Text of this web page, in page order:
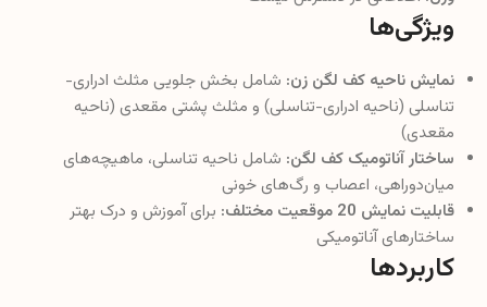
ویژگی‌ها
نمایش ناحیه کف لگن زن: شامل بخش جلویی مثلث ادراری-
تناسلی (ناحیه ادراری-تناسلی) و مثلث پشتی مقعدی (ناحیه
مقعدی)
ساختار آناتومیک کف لگن: شامل ناحیه تناسلی، ماهیچه‌های
میان‌دوراهی، اعصاب و رگ‌های خونی
قابلیت نمایش 20 موقعیت مختلف:
برای آموزش و درک بهتر
ساختارهای آناتومیکی
کاربردها